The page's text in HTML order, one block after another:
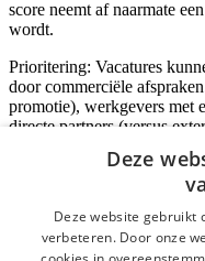
score neemt af naarmate
wordt.
Prioritering: Vacatures
door commerciële
promotie), werkgevers met
directe partners (versus
Inloggen als bedrijf
*
Deze
Deze website gebruikt
verbeteren. Door onze